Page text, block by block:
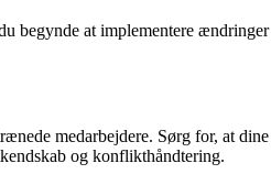
begynde at implementere
medarbejdere. Sørg for, at
og konflikthåndtering.